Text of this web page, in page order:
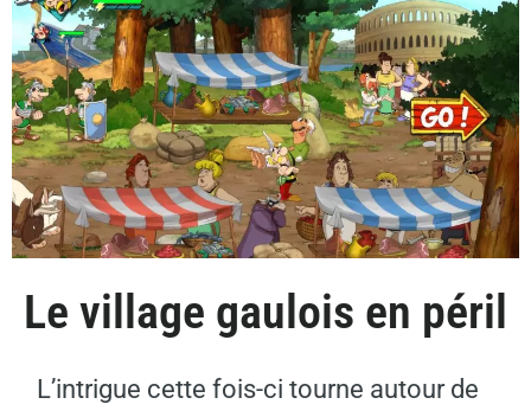
Le village gaulois en péril
L’intrigue cette fois-ci tourne autour de